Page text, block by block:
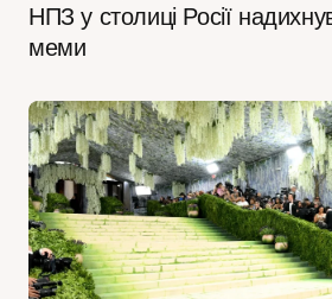
НПЗ у столиці Росії
меми